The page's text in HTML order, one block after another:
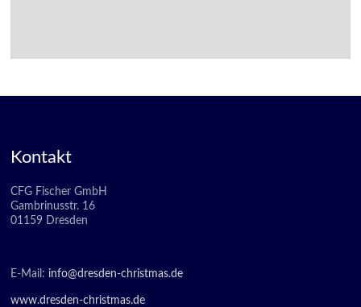
Kontakt
CFG Fischer GmbH
Gambrinusstr. 16
01159 Dresden
E-Mail: info@dresden-christmas.de
www.dresden-christmas.de